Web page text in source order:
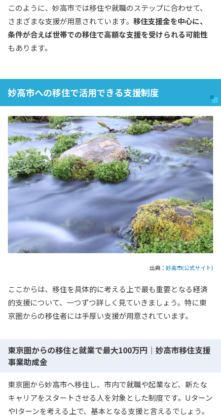
このように、妙高市では移住や就職のステップに合わせて、
さまざまな支援が用意されています。 移住支援金を中心に、
条件が合えば世帯での移住で高額な支援を受けられる可能性
もあります。
妙高市への移住で活用できる支援制度
出典： 妙高市(公式サイト)
ここからは、移住を具体的に考える上で最も重要となる経済
的支援について、一つずつ詳しく見ていきましょう。特に東
京圏からの移住者には手厚い支援が用意されています。
東京圏からの移住と就業で最大100万円｜妙高市移住支援
事業助成金
東京圏から妙高市へ移住し、市内で就職や起業など、新たな
キャリアをスタートさせる人を対象とした制度です。Uターン
やIターンを考える上で、基本となる支援と言えるでしょう。